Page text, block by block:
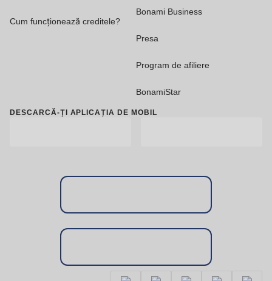
Cum funcționează creditele?
Bonami Business
Presa
Program de afiliere
BonamiStar
DESCARCĂ-ȚI APLICAȚIA DE MOBIL